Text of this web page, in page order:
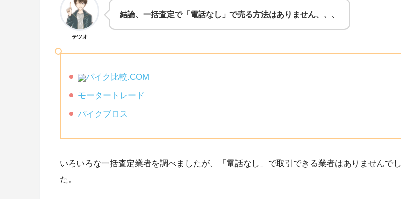
テツオ
結論、一括査定で「電話なし」で売る方法はありません、、、
バイク比較.COM
モータートレード
バイクブロス
いろいろな一括査定業者を調べましたが、「電話なし」で取引できる業者はありませんでし
た。